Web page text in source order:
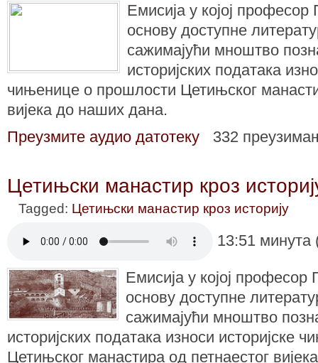
Емисија у којој
основу доступне
сажимајући мноштво
историјских података
чињенице о прошлости Цетињског
вијека до наших дана.
Преузмите аудио датотеку
332
Цетињски манастир кроз
Tagged: Цетињски манастир кроз историју
13:51
Емисија у којој
основу доступне
сажимајући мноштво
историјских података износи историјске
Цетињског манастира од петнаестог